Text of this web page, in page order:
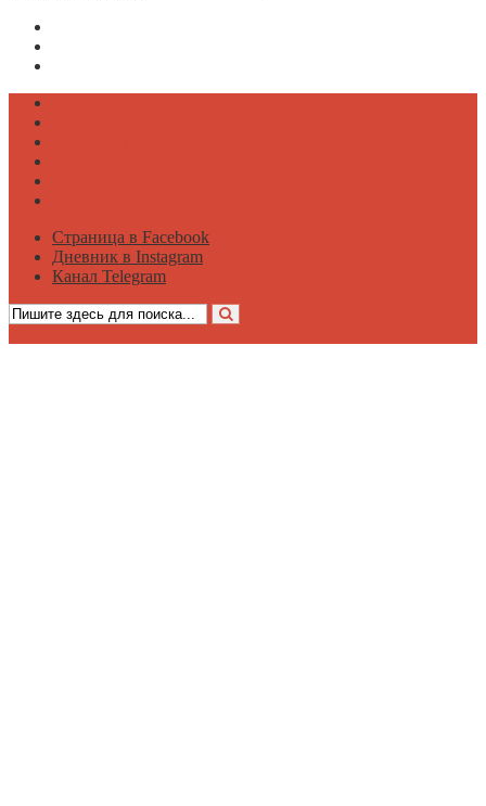
Страница в Facebook
Дневник в Instagram
Канал Telegram